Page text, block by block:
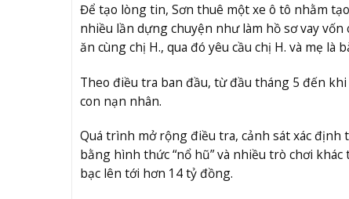
Để tạo lòng tin, Sơn thuê một xe ô tô nhằm
nhiều lần dựng chuyện như làm hồ sơ vay
ăn cùng chị H., qua đó yêu cầu chị H. và mẹ là
Theo điều tra ban đầu, từ đầu tháng 5 đến
con nạn nhân.
Quá trình mở rộng điều tra, cảnh sát xác
bằng hình thức “nổ hũ” và nhiều trò chơi
bạc lên tới hơn 14 tỷ đồng.